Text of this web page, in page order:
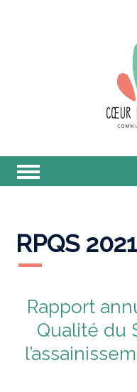
RPQS 2021
Rapport
Qualité du